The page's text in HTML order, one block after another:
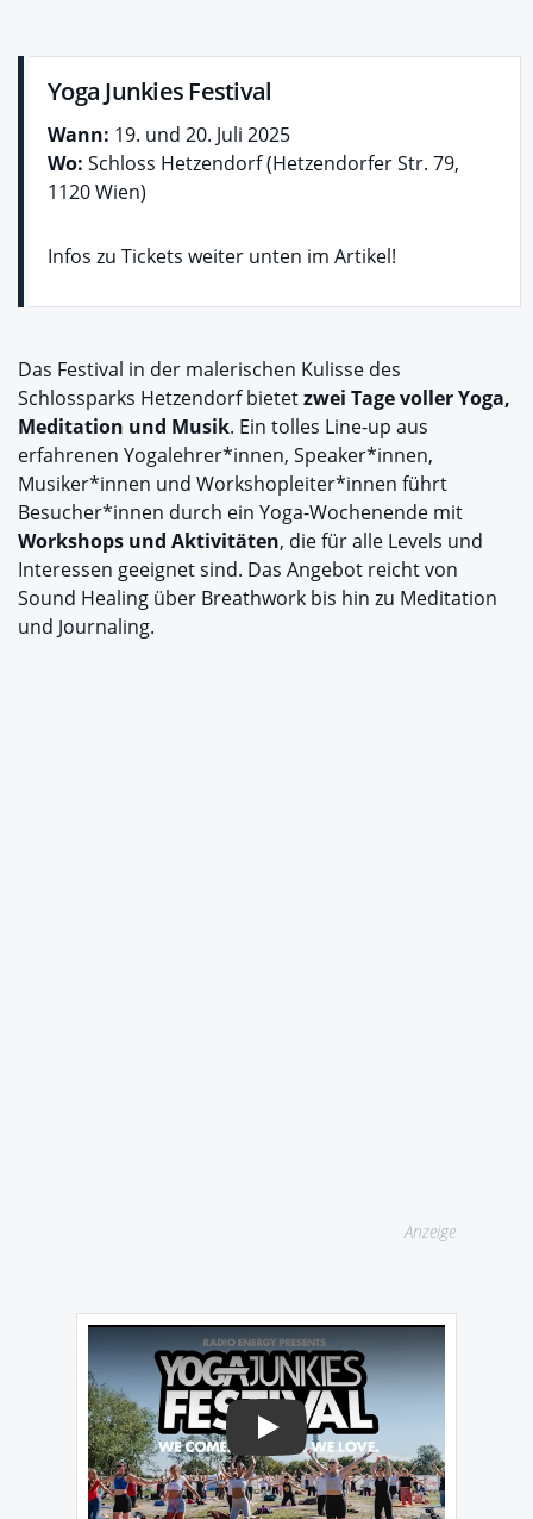
Yoga Junkies Festival
Wann: 19. und 20. Juli 2025
Wo: Schloss Hetzendorf (Hetzendorfer Str. 79,
1120 Wien)
Infos zu Tickets weiter unten im Artikel!
Das Festival in der malerischen Kulisse des
Schlossparks Hetzendorf bietetzwei Tage voller Yoga,
Meditation und Musik. Ein tolles Line-up aus
erfahrenen Yogalehrer*innen, Speaker*innen,
Musiker*innen und Workshopleiter*innen führt
Besucher*innen durch ein Yoga-Wochenende mit
Workshops und Aktivitäten, die für alle Levels und
Interessen geeignet sind. Das Angebot reicht von
Sound Healing über Breathwork bis hin zu Meditation
und Journaling.
Anzeige
Play